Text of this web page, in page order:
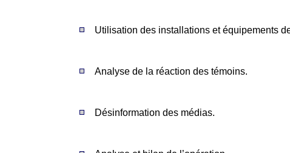
Utilisation des installations et équipements
Analyse de la réaction des témoins.
Désinformation des médias.